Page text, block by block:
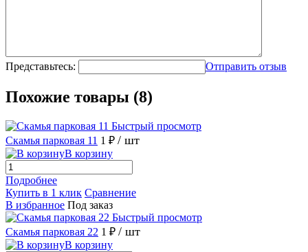
Представьтесь: Отправить отзыв
Похожие товары (8)
Быстрый просмотр
Скамья парковая 11 1 ₽ / шт
В корзину
Подробнее
Купить в 1 клик Сравнение
В избранное Под заказ
Быстрый просмотр
Скамья парковая 22 1 ₽ / шт
В корзину